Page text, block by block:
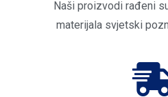
Naši proizvodi rađeni
materijala svjetski